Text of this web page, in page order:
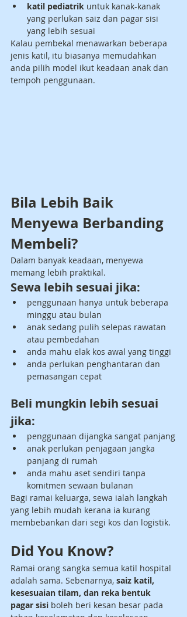
katil pediatrik untuk kanak-kanak
yang perlukan saiz dan pagar sisi
yang lebih sesuai
Kalau pembekal menawarkan beberapa
jenis katil, itu biasanya memudahkan
anda pilih model ikut keadaan anak dan
tempoh penggunaan.
Bila Lebih Baik
Menyewa Berbanding
Membeli?
Dalam banyak keadaan, menyewa
memang lebih praktikal.
Sewa lebih sesuai jika:
penggunaan hanya untuk beberapa
minggu atau bulan
anak sedang pulih selepas rawatan
atau pembedahan
anda mahu elak kos awal yang tinggi
anda perlukan penghantaran dan
pemasangan cepat
Beli mungkin lebih sesuai
jika:
penggunaan dijangka sangat panjang
anak perlukan penjagaan jangka
panjang di rumah
anda mahu aset sendiri tanpa
komitmen sewaan bulanan
Bagi ramai keluarga, sewa ialah langkah
yang lebih mudah kerana ia kurang
membebankan dari segi kos dan logistik.
Did You Know?
Ramai orang sangka semua katil hospital
adalah sama. Sebenarnya, saiz katil,
kesesuaian tilam, dan reka bentuk
pagar sisi boleh beri kesan besar pada